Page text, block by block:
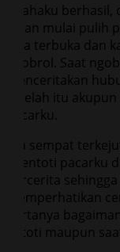
Usahaku
lahan mulai pulih
bisa terbuka dan
ngobrol. Saat
menceritakan
setelah itu
pacarku.
Dia sempat
ngentoti pacarku
bercerita
memperhatikan
bertanya
entoti maupun